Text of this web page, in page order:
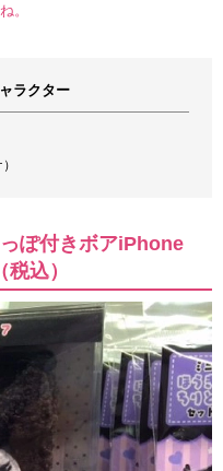
。
ラクター
ぽ付きボアiPhone
込）